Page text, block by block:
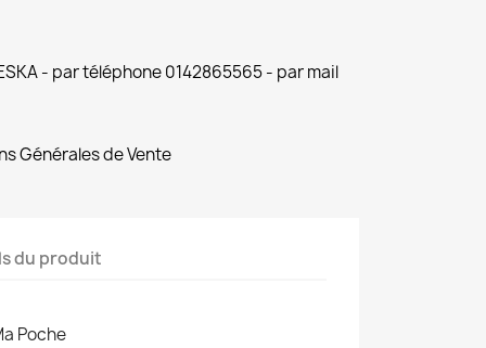
- par téléphone 0142865565 - par mail
Générales de Vente
du produit
Poche